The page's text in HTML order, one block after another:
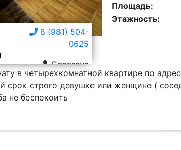
8 (981) 504-
0625
Светлана
Площадь:
Этажность:
в четырехкомнатной квартире по
срок строго девушке или женщине (
не беспокоить